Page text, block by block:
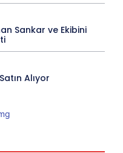
Sankar ve Ekibini
Alıyor